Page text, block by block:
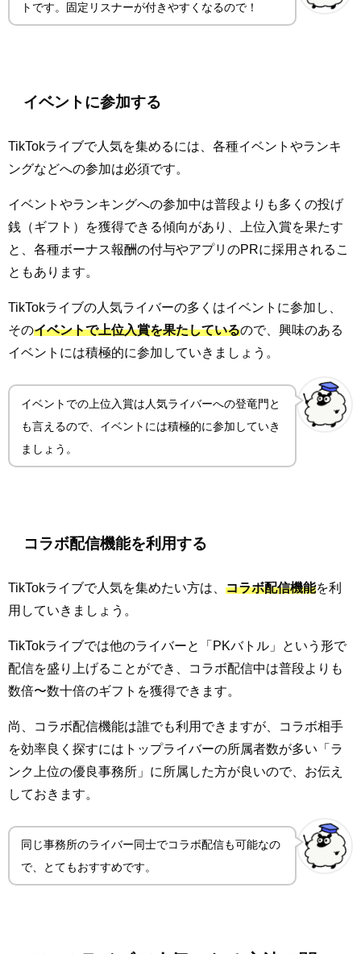
トです。固定リスナーが付きやすくなるので！
イベントに参加する
TikTokライブで人気を集めるには、各種イベントやランキ
ングなどへの参加は必須です。
イベントやランキングへの参加中は普段よりも多くの投げ
銭（ギフト）を獲得できる傾向があり、上位入賞を果たす
と、各種ボーナス報酬の付与やアプリのPRに採用されるこ
ともあります。
TikTokライブの人気ライバーの多くはイベントに参加し、
そのイベントで上位入賞を果たしているので、興味のある
イベントには積極的に参加していきましょう。
イベントでの上位入賞は人気ライバーへの登竜門と
も言えるので、イベントには積極的に参加していき
ましょう。
コラボ配信機能を利用する
TikTokライブで人気を集めたい方は、 コラボ配信機能を利
用していきましょう。
TikTokライブでは他のライバーと「PKバトル」という形で
配信を盛り上げることができ、コラボ配信中は普段よりも
数倍〜数十倍のギフトを獲得できます。
尚、コラボ配信機能は誰でも利用できますが、コラボ相手
を効率良く探すにはトップライバーの所属者数が多い「ラ
ンク上位の優良事務所」に所属した方が良いので、お伝え
しておきます。
同じ事務所のライバー同士でコラボ配信も可能なの
で、とてもおすすめです。